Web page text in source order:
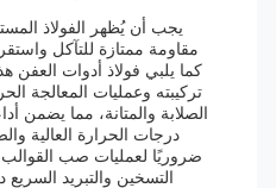
يجب أن يُظهر الفولاذ
مقاومة ممتازة للتآكل
كما يلبي فولاذ أدوات العفن هذه
تركيبته وعمليات المعالجة
الصلابة والمتانة، مما يضمن أداء
درجات الحرارة العالية والضغط
ضروريًا لعمليات صب القوالب،
التسخين والتبريد السريع